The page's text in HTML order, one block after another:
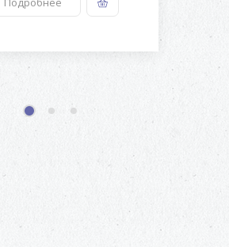
1 2 3